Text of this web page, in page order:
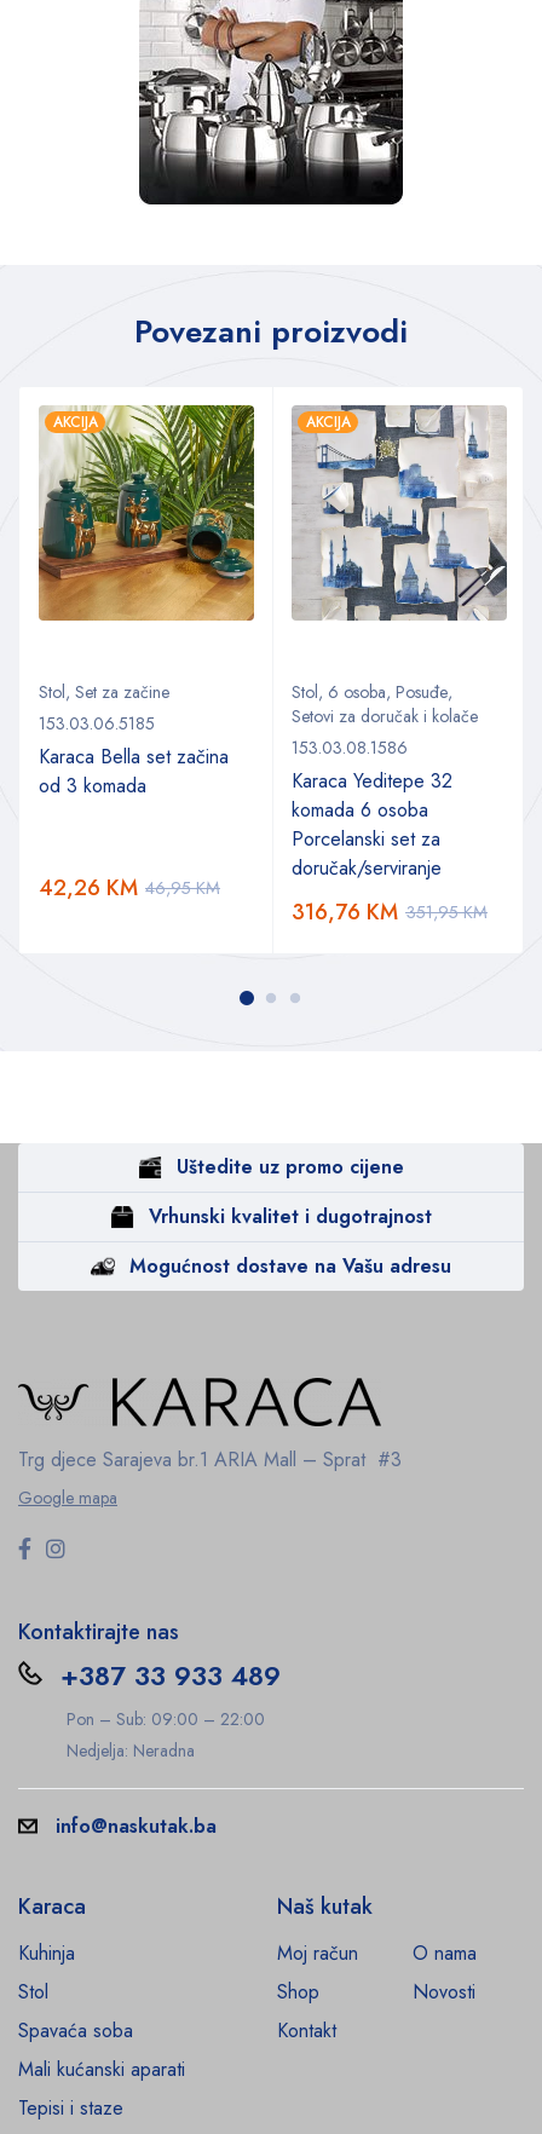
Povezani proizvodi
AKCIJA
Stol, Set za začine
153.03.06.5185
Karaca Bella set začina
od 3 komada
46,95KM
42,26 KM
AKCIJA
Stol, 6 osoba, Posuđe,
Setovi za doručak i kolače
153.03.08.1586
Karaca Yeditepe 32
komada 6 osoba
Porcelanski set za
doručak/serviranje
351,95KM
316,76 KM
Uštedite uz promo cijene
Vrhunski kvalitet i dugotrajnost
Mogućnost dostave na Vašu adresu
Trg djece Sarajeva br.1 ARIA Mall – Sprat #3
Google mapa
Kontaktirajte nas
+387 33 933 489
Pon – Sub: 09:00 – 22:00
Nedjelja: Neradna
info@naskutak.ba
Karaca
Kuhinja
Stol
Spavaća soba
Mali kućanski aparati
Tepisi i staze
Naš kutak
Moj račun
O nama
Shop
Novosti
Kontakt